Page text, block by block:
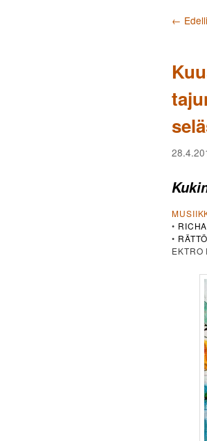
←
•
•
EKTRO